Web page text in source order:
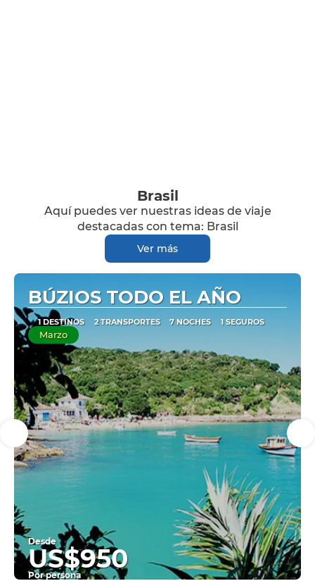
Brasil
Aquí puedes ver nuestras ideas de viaje
destacadas con tema: Brasil
Ver más
BÚZIOS TODO EL AÑO
1 DESTINOS 2 TRANSPORTES 7 NOCHES 1 SEGUROS
Marzo
Desde
US$950
Por persona